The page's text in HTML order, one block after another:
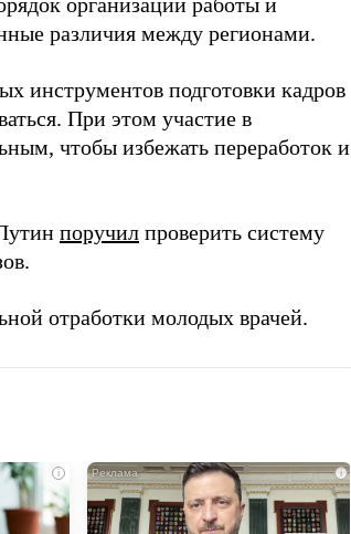
различия между регионами.
инструментов подготовки кадров
При этом участие в
чтобы избежать переработок и
поручил проверить систему
отработки молодых врачей.
i i